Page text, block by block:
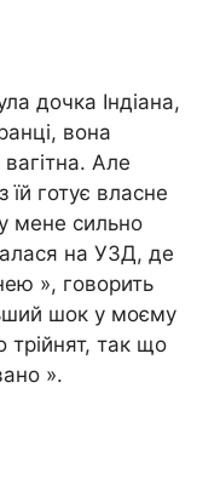
дочка Індіана,
вона
Але
готує власне
мене сильно
на УЗД, де
», говорить
шок у моєму
трійнят, так що
».